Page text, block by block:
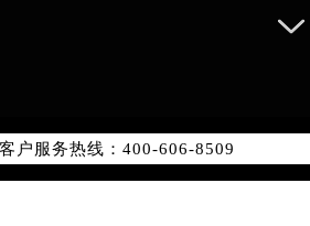
606-8509，服务覆盖中国大陆、香
新网点地址：